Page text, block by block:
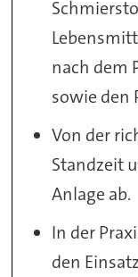
nach dem
sowie den
Von der
Standzeit
Anlage ab.
In der
den